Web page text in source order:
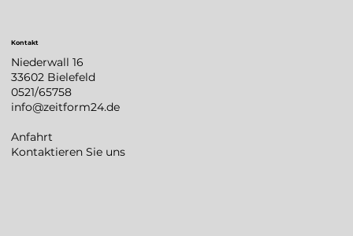
Kontakt
Niederwall 16
33602 Bielefeld
0521/65758
info@zeitform24.de
Anfahrt
Kontaktieren Sie uns